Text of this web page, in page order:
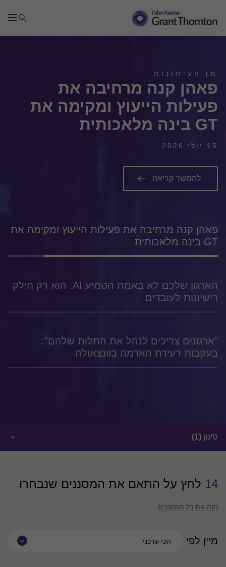
מן העיתונות
פאהן קנה מרחיבה את
פעילות הייעוץ ומקימה את
GT בינה מלאכותית
15 יולי 2026
להמשך קריאה
פאהן קנה מרחיבה את פעילות הייעוץ ומקימה את
GT בינה מלאכותית
הארגון שלכם לא באמת הטמיע AI. הוא רק חילק
רישיונות לעובדים
"ארגונים צריכים לנהל את התלות שלהם":
בעקבות רעידת האדמה בוונצאולה
סינון (1)
14 לחץ על התאם את המסננים שנבחרו
נקה את כל המסננים
מיין לפי הכי עדכני